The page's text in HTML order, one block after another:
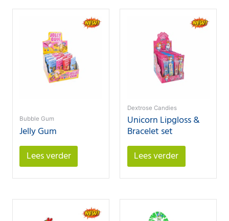
Bubble Gum
Jelly Gum
Lees verder
Dextrose Candies
Unicorn Lipgloss &
Bracelet set
Lees verder